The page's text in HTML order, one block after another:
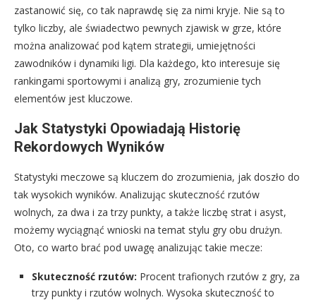
zastanowić się, co tak naprawdę się za nimi kryje. Nie są to
tylko liczby, ale świadectwo pewnych zjawisk w grze, które
można analizować pod kątem strategii, umiejętności
zawodników i dynamiki ligi. Dla każdego, kto interesuje się
rankingami sportowymi i analizą gry, zrozumienie tych
elementów jest kluczowe.
Jak Statystyki Opowiadają Historię
Rekordowych Wyników
Statystyki meczowe są kluczem do zrozumienia, jak doszło do
tak wysokich wyników. Analizując skuteczność rzutów
wolnych, za dwa i za trzy punkty, a także liczbę strat i asyst,
możemy wyciągnąć wnioski na temat stylu gry obu drużyn.
Oto, co warto brać pod uwagę analizując takie mecze:
Skuteczność rzutów: Procent trafionych rzutów z gry, za
trzy punkty i rzutów wolnych. Wysoka skuteczność to